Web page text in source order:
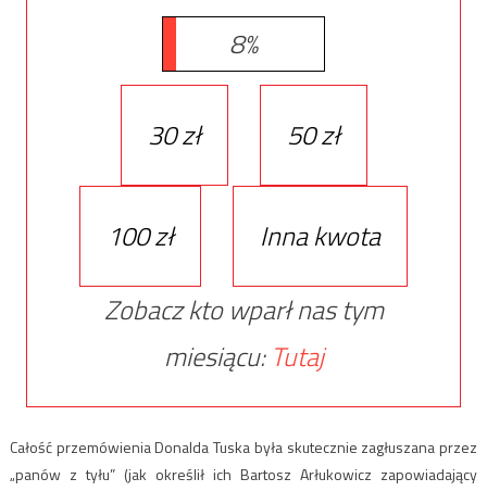
8%
30 zł 50 zł
100 zł
Inna kwota
Zobacz kto wparł nas tym
miesiącu: Tutaj
Całość przemówienia Donalda Tuska była skutecznie zagłuszana przez
„panów z tyłu” (jak określił ich Bartosz Arłukowicz zapowiadający